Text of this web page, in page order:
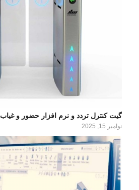
گیت کنترل تردد و نرم‌ افزار حضور و غیاب
نوامبر 15, 2025